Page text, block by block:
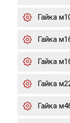
Гайка
Гайка
Гайка
Гайка
Гайка